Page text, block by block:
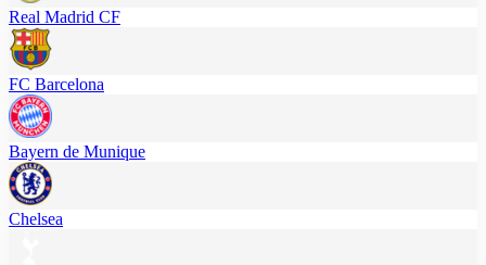
Real Madrid CF
FC Barcelona
Bayern de Munique
Chelsea